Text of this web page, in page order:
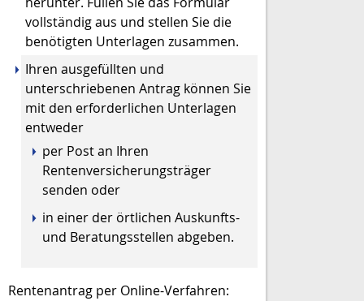
vollständig aus und stellen Sie die
benötigten Unterlagen zusammen.
Ihren ausgefüllten und
unterschriebenen Antrag können Sie
mit den erforderlichen Unterlagen
entweder
per Post an Ihren
Rentenversicherungsträger
senden oder
in einer der örtlichen Auskunfts-
und Beratungsstellen abgeben.
Rentenantrag per Online-Verfahren: